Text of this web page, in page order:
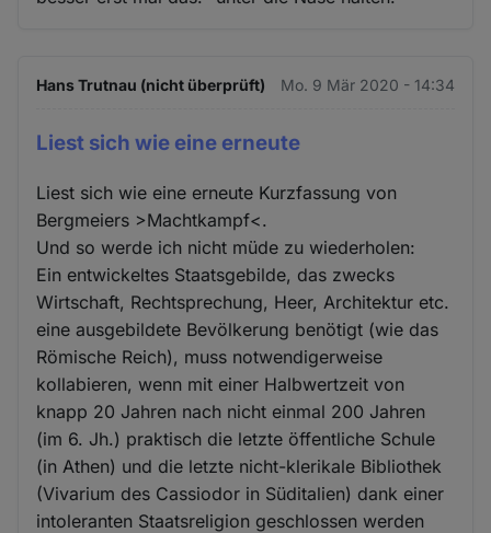
Hans Trutnau (nicht überprüft) Mo. 9 Mär 2020 - 14:34
Liest sich wie eine erneute
Liest sich wie eine erneute Kurzfassung von
Bergmeiers >Machtkampf<.
Und so werde ich nicht müde zu wiederholen:
Ein entwickeltes Staatsgebilde, das zwecks
Wirtschaft, Rechtsprechung, Heer, Architektur etc.
eine ausgebildete Bevölkerung benötigt (wie das
Römische Reich), muss notwendigerweise
kollabieren, wenn mit einer Halbwertzeit von
knapp 20 Jahren nach nicht einmal 200 Jahren
(im 6. Jh.) praktisch die letzte öffentliche Schule
(in Athen) und die letzte nicht-klerikale Bibliothek
(Vivarium des Cassiodor in Süditalien) dank einer
intoleranten Staatsreligion geschlossen werden